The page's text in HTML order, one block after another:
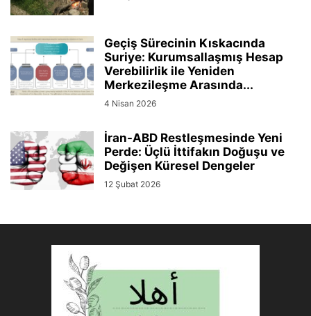
Geçiş Sürecinin Kıskacında
Suriye: Kurumsallaşmış Hesap
Verebilirlik ile Yeniden
Merkezileşme Arasında...
4 Nisan 2026
İran-ABD Restleşmesinde Yeni
Perde: Üçlü İttifakın Doğuşu ve
Değişen Küresel Dengeler
12 Şubat 2026